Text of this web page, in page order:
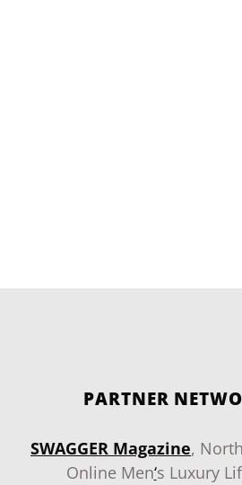
PARTNER
SWAGGER Magazine,
Online Men‘s Luxury